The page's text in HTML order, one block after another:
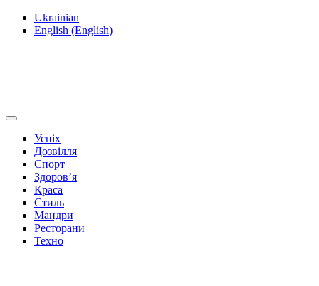
Ukrainian
English (English)
Успіх
Дозвілля
Спорт
Здоров’я
Краса
Стиль
Мандри
Ресторани
Техно